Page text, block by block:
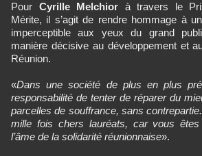
Pour Cyrille Melchior à travers le
Mérite, il s’agit de rendre hommage à
imperceptible aux yeux du grand
manière décisive au développement et
Réunion.
«Dans une société de plus en plus
responsabilité de tenter de réparer du
parcelles de souffrance, sans
mille fois chers lauréats, car vous êtes
l’âme de la solidarité réunionnaise».